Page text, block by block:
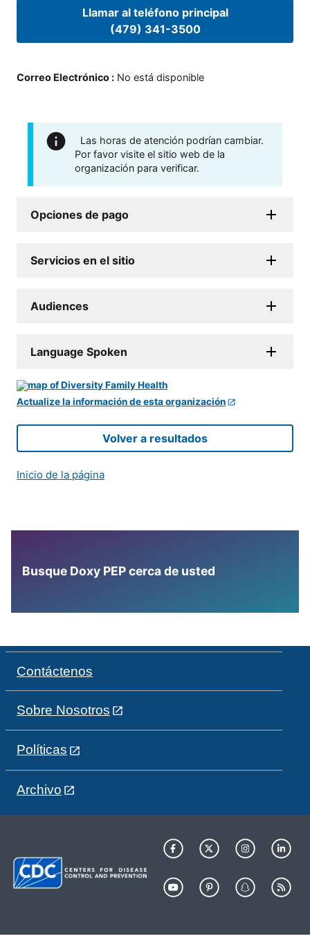
Llamar al teléfono principal
(479) 341-3500
Correo Electrónico : No está disponible
Las horas de atención podrían cambiar.
Por favor visite el sitio web de la
organización para verificar.
Opciones de pago
Servicios en el sitio
Audiences
Language Spoken
Actualize la información de esta organización
Volver a resultados
Inicio de la página
Busque Doxy PEP cerca de usted
Contáctenos
Sobre Nosotros
Políticas
Archivo